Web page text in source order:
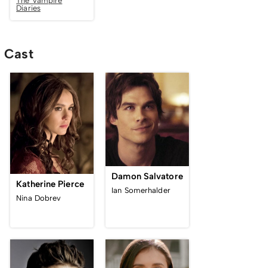
Diaries
Cast
Katherine Pierce
Nina Dobrev
Damon Salvatore
Ian Somerhalder